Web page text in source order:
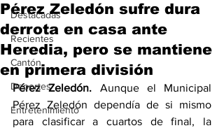
Destacadas
Recientes
Cantón
Deportes
Entretenimiento
Pérez Zeledón sufre dura
derrota en casa ante
Heredia, pero se mantiene
en primera división
Pérez Zeledón. Aunque el Municipal
Pérez Zeledón dependía de si mismo
para clasificar a cuartos de final, la